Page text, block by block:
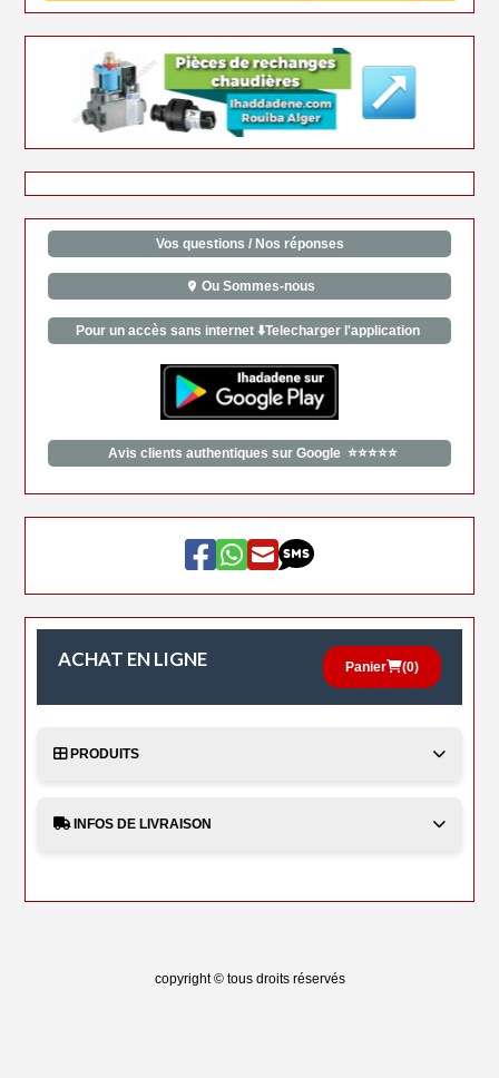
Vos questions / Nos réponses
Ou Sommes-nous
Pour un accès sans internet ⬇️Telecharger l'application
Avis clients authentiques sur Google ⭐⭐⭐⭐⭐
ACHAT EN LIGNE Panier (0)
PRODUITS
INFOS DE LIVRAISON
copyright © tous droits réservés